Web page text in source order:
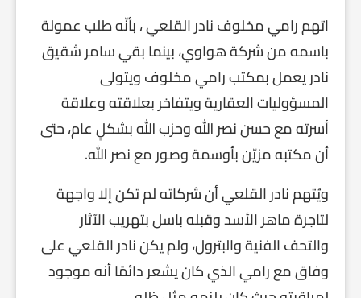
اتهم رامي مخلوف نادر القلعي ، بأنّه طلب عمولة
باسمه من شركة هواوي، بينما بقي سامر شقيق
نادر يعمل بمكتب رامي مخلوف ويتولى
المسؤوليات العقارية ويتفاخر بعلاقته وعلاقة
أسرته مع حسن نصر الله وحزب الله بشكلٍ عام، حتى
أن مكتبه مزيّن بأوسمة وصور مع نصر الله.
ويُتهم نادر القلعي أن شركاته لم تكن إلا واجهة
لتاجرة ماهر الأسد وقبله باسل بتهريب الآثار
والتحف الفنية والبترول، ولم يكن نادر القلعي على
وفاق مع رامي الذي كان يشعر دائمًا أنه موجود